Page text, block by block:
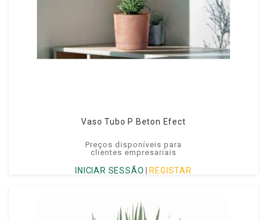
Vaso Tubo P Beton Efect
Preços disponíveis para
clientes empresariais
INICIAR SESSÃO REGISTAR